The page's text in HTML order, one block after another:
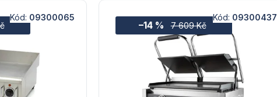
Kód: 09300065
7 609 Kč
–14 %
Kód: 09300437